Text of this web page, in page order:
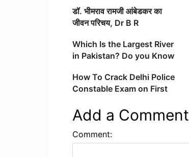
डॉ. भीमराव रामजी आंबेडकर का
जीवन परिचय, Dr B R
Hindi
Which Is the Largest River
in Pakistan? Do you Know
How To Crack Delhi Police
Constable Exam on First
Add a Comment
Comment: